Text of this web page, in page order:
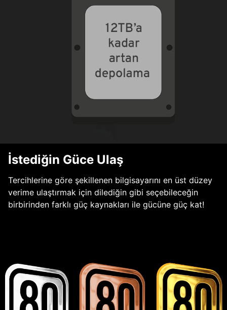
İstediğin Güce Ulaş
Tercihlerine göre şekillenen bilgisayarını en üst düzey
verime ulaştırmak için dilediğin gibi seçebileceğin
birbirinden farklı güç kaynakları ile gücüne güç kat!